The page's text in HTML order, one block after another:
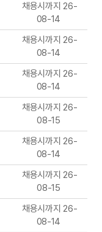
채용시까지 26-
08-14
채용시까지 26-
08-14
채용시까지 26-
08-14
채용시까지 26-
08-15
채용시까지 26-
08-14
채용시까지 26-
08-15
채용시까지 26-
08-14